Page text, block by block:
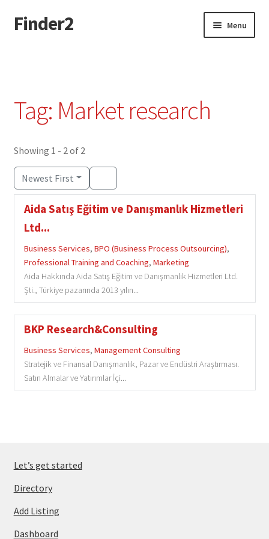
Skip
to
Skip
to
Finder2 Menu
Privacy Policy
Tag: Market research
Showing 1 - 2 of 2
Newest First
Aida Satış Eğitim ve Danışmanlık Hizmetleri
Ltd...
Business Services, BPO (Business Process Outsourcing),
Professional Training and Coaching, Marketing
Aida Hakkında Aida Satış Eğitim ve Danışmanlık Hizmetleri Ltd.
Şti., Türkiye pazarında 2013 yılın...
BKP Research&Consulting
Business Services, Management Consulting
Stratejik ve Finansal Danışmanlık, Pazar ve Endüstri Araştırması.
Satın Almalar ve Yatırımlar İçi...
Let’s get started
Directory
Add Listing
Dashboard